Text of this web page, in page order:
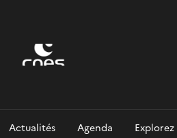
Actualités Agenda